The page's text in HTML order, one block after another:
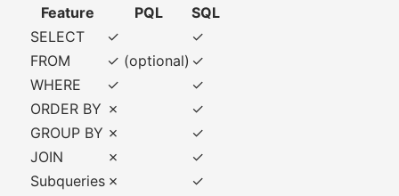
Feature PQL
SQL
SELECT
✓
✓
FROM
✓ (optional) ✓
WHERE
✓
✓
ORDER BY ✗
✓
GROUP BY ✗
✓
JOIN
✗
✓
Subqueries ✗ ✓